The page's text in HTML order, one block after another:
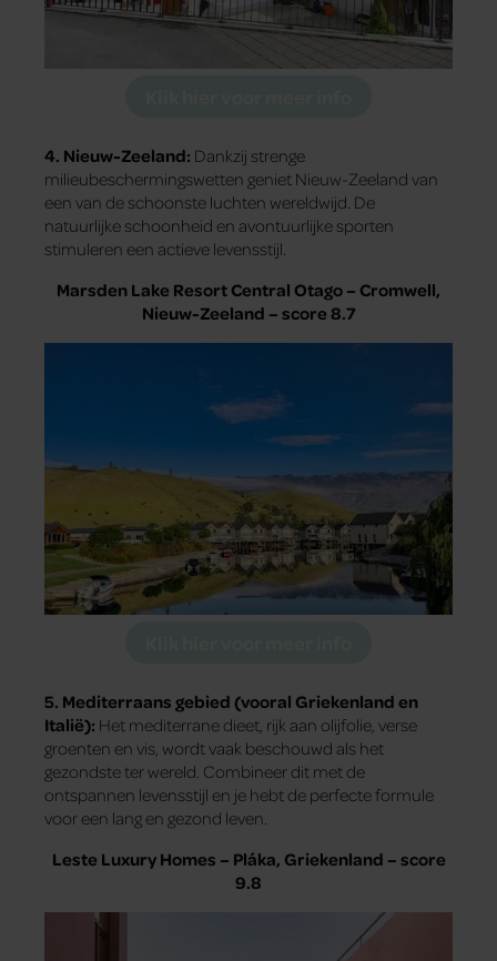
4. Nieuw-Zeeland: Dankzij strenge
milieubeschermingswetten geniet Nieuw-Zeeland van
een van de schoonste luchten wereldwijd. De
natuurlijke schoonheid en avontuurlijke sporten
stimuleren een actieve levensstijl.
Marsden Lake Resort Central Otago – Cromwell,
Nieuw-Zeeland – score 8.7
5. Mediterraans gebied (vooral Griekenland en
Italië): Het mediterrane dieet, rijk aan olijfolie, verse
groenten en vis, wordt vaak beschouwd als het
gezondste ter wereld. Combineer dit met de
ontspannen levensstijl en je hebt de perfecte formule
voor een lang en gezond leven.
Leste Luxury Homes – Pláka, Griekenland – score
9.8